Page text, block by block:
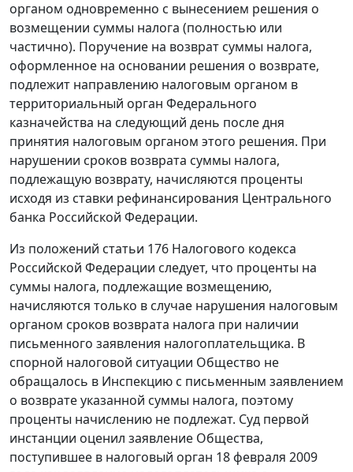
органом одновременно с вынесением решения о
возмещении суммы налога (полностью или
частично). Поручение на возврат суммы налога,
оформленное на основании решения о возврате,
подлежит направлению налоговым органом в
территориальный орган Федерального
казначейства на следующий день после дня
принятия налоговым органом этого решения. При
нарушении сроков возврата суммы налога,
подлежащую возврату, начисляются проценты
исходя из ставки рефинансирования Центрального
банка Российской Федерации.
Из положений статьи 176 Налогового кодекса
Российской Федерации следует, что проценты на
суммы налога, подлежащие возмещению,
начисляются только в случае нарушения налоговым
органом сроков возврата налога при наличии
письменного заявления налогоплательщика. В
спорной налоговой ситуации Общество не
обращалось в Инспекцию с письменным заявлением
о возврате указанной суммы налога, поэтому
проценты начислению не подлежат. Суд первой
инстанции оценил заявление Общества,
поступившее в налоговый орган 18 февраля 2009